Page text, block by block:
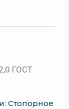
ГОСТ
Стопорное